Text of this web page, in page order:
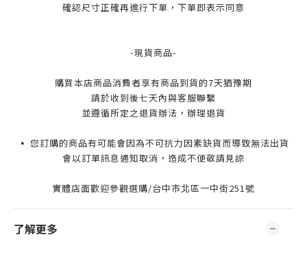
確認尺寸正確再進行下單，下單即表示同意
-現貨商品-
購買本店商品消費者享有商品到貨的7天猶豫期
請於收到後七天內與客服聯繫
並遵循所定之退貨辦法，辦理退貨
▪️ 您訂購的商品有可能會因為不可抗力因素缺貨而導致無法出貨
會以訂單訊息通知取消，造成不便敬請見諒
實體店面歡迎參觀選購/台中市北區一中街251號
了解更多